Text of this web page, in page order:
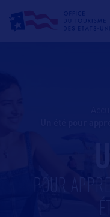
un été pour
POUR